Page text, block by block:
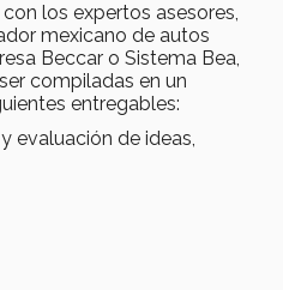
los expertos asesores,
mexicano de autos
Beccar o Sistema Bea,
compiladas en un
entregables:
evaluación de ideas,